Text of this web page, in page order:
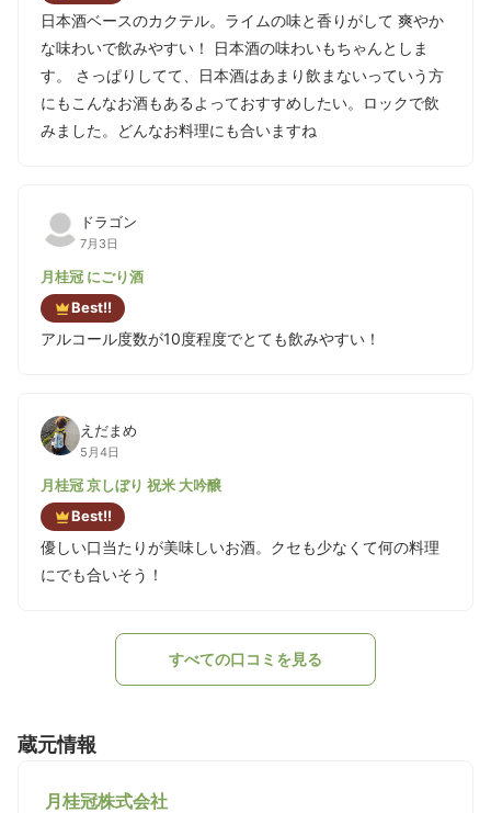
日本酒ベースのカクテル。ライムの味と香りがして 爽やか
な味わいで飲みやすい！ 日本酒の味わいもちゃんとしま
す。 さっぱりしてて、日本酒はあまり飲まないっていう方
にもこんなお酒もあるよっておすすめしたい。ロックで飲
みました。どんなお料理にも合いますね
ドラゴン
7月3日
月桂冠 にごり酒
Best!!
アルコール度数が10度程度でとても飲みやすい！
えだまめ
5月4日
月桂冠 京しぼり 祝米 大吟醸
Best!!
優しい口当たりが美味しいお酒。クセも少なくて何の料理
にでも合いそう！
すべての口コミを見る
蔵元情報
月桂冠株式会社